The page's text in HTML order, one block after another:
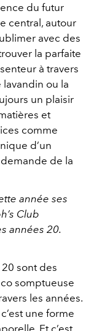
du futur
central, autour
avec des
la parfaite
à travers
ou la
un plaisir
et
comme
d’un
de la
année ses
Club
années 20.
sont des
somptueuse
les années.
une forme
Et c’est